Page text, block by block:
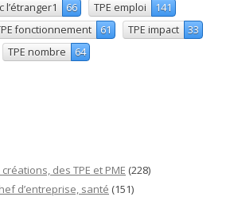
l’étranger1
66 TPE emploi
141
fonctionnement 61 TPE impact
33
TPE nombre 64
des TPE et PME (228)
d’entreprise, santé (151)